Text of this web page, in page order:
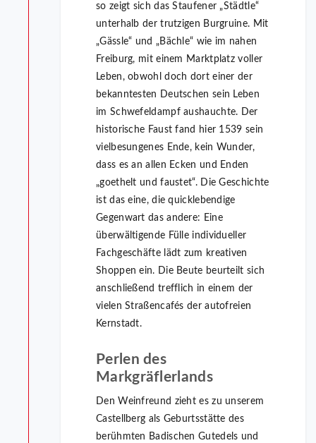
so zeigt sich das Staufener „Städtle“
unterhalb der trutzigen Burgruine. Mit
„Gässle“ und „Bächle“ wie im nahen
Freiburg, mit einem Marktplatz voller
Leben, obwohl doch dort einer der
bekanntesten Deutschen sein Leben
im Schwefeldampf aushauchte. Der
historische Faust fand hier 1539 sein
vielbesungenes Ende, kein Wunder,
dass es an allen Ecken und Enden
„goethelt und faustet“. Die Geschichte
ist das eine, die quicklebendige
Gegenwart das andere: Eine
überwältigende Fülle individueller
Fachgeschäfte lädt zum kreativen
Shoppen ein. Die Beute beurteilt sich
anschließend trefflich in einem der
vielen Straßencafés der autofreien
Kernstadt.
Perlen des
Markgräflerlands
Den Weinfreund zieht es zu unserem
Castellberg als Geburtsstätte des
berühmten Badischen Gutedels und